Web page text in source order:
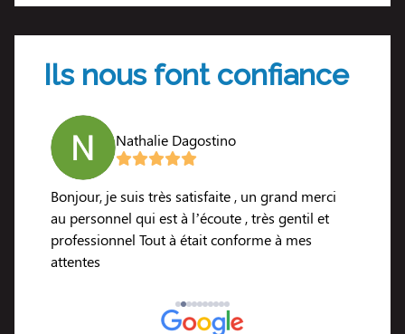
Ils nous font confiance
Nathalie Dagostino
Bonjour, je suis très satisfaite , un grand merci
au personnel qui est à l’écoute , très gentil et
professionnel Tout à était conforme à mes
attentes